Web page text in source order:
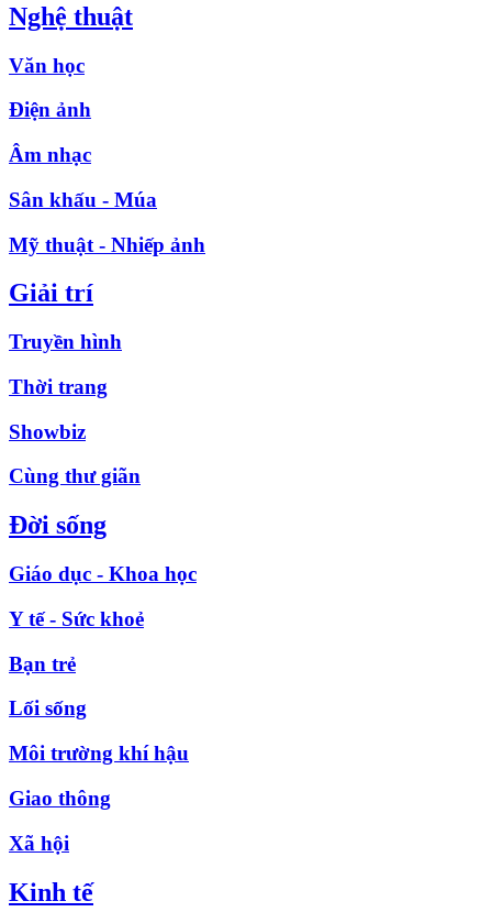
Nghệ thuật
Văn học
Điện ảnh
Âm nhạc
Sân khấu - Múa
Mỹ thuật - Nhiếp ảnh
Giải trí
Truyền hình
Thời trang
Showbiz
Cùng thư giãn
Đời sống
Giáo dục - Khoa học
Y tế - Sức khoẻ
Bạn trẻ
Lối sống
Môi trường khí hậu
Giao thông
Xã hội
Kinh tế